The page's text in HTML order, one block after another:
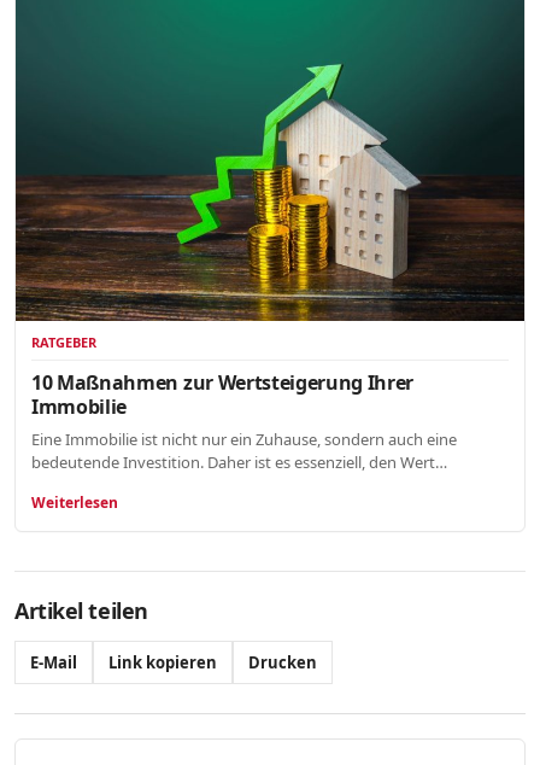
RATGEBER
10 Maßnahmen zur Wertsteigerung Ihrer
Immobilie
Eine Immobilie ist nicht nur ein Zuhause, sondern auch eine
bedeutende Investition. Daher ist es essenziell, den Wert…
Weiterlesen
Artikel teilen
E-Mail Link kopieren Drucken